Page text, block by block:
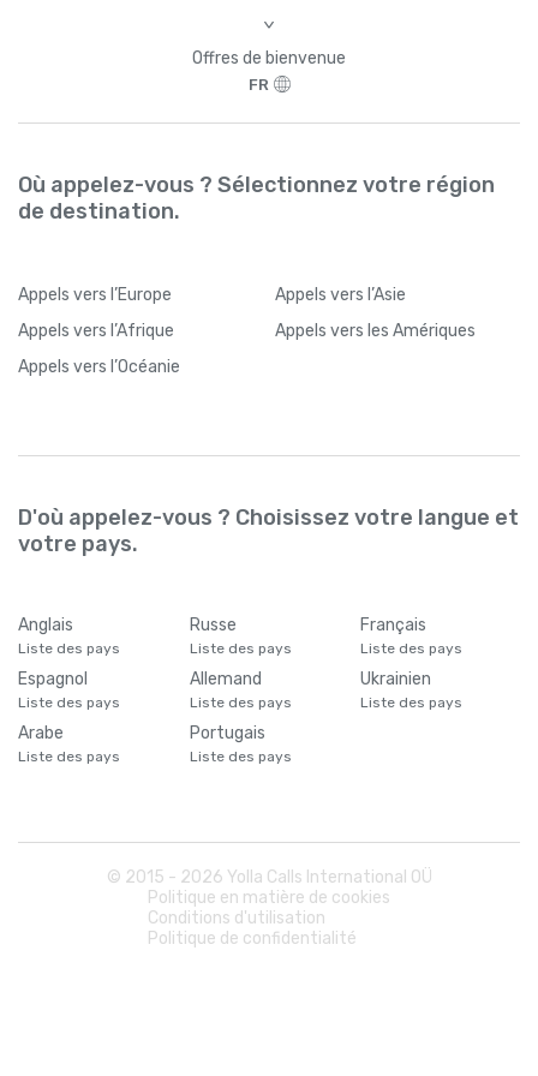
>
Offres de bienvenue
FR
Où appelez-vous ? Sélectionnez votre région
de destination.
Appels vers l’Europe Appels vers l’Asie
Appels vers l’Afrique Appels vers les Amériques
Appels vers l’Océanie
D'où appelez-vous ? Choisissez votre langue et
votre pays.
Anglais
Liste des pays
Russe
Liste des pays
Français
Liste des pays
Espagnol
Liste des pays
Allemand
Liste des pays
Ukrainien
Liste des pays
Arabe
Liste des pays
Portugais
Liste des pays
© 2015 - 2026 Yolla Calls International OÜ
Politique en matière de cookies
Conditions d'utilisation
Politique de confidentialité